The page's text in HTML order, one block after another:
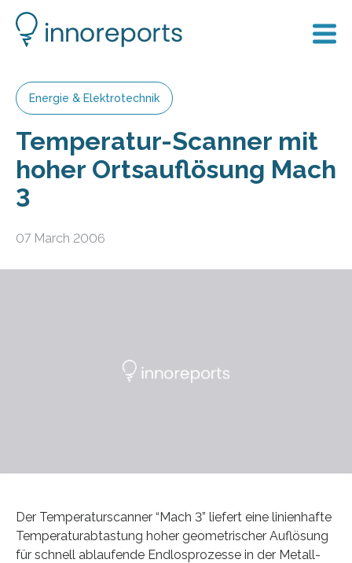
Energie & Elektrotechnik
Temperatur-Scanner mit
hoher Ortsauflösung Mach
3
07 March 2006
Der Temperaturscanner “Mach 3” liefert eine linienhafte
Temperaturabtastung hoher geometrischer Auflösung
für schnell ablaufende Endlosprozesse in der Metall-